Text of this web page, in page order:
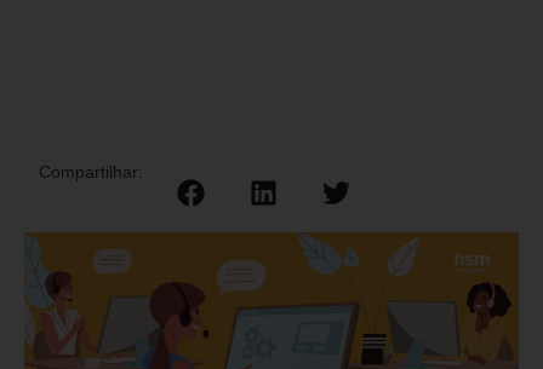
Compartilhar: